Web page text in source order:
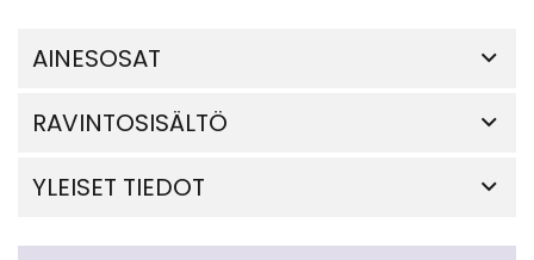
AINESOSAT
RAVINTOSISÄLTÖ
YLEISET TIEDOT